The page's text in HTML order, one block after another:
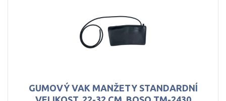
GUMOVÝ VAK MANŽETY STANDARDNÍ